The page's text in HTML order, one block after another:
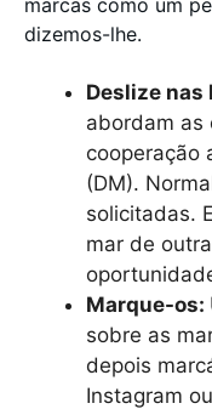
dizemos-lhe.
Deslize nas
abordam as
cooperação
(DM).
solicitadas.
mar de
Marque-os:
sobre as
depois
Instagram